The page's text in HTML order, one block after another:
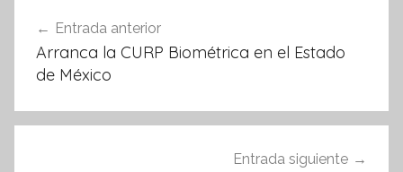
o
k
p
de
entradas
Entrada anterior
Arranca la CURP Biométrica en el Estado
de México
Entrada siguiente